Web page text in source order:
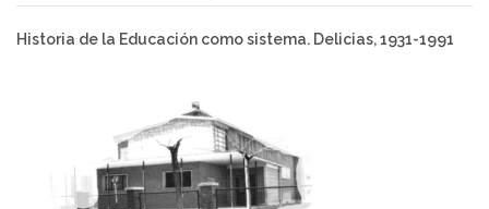
Historia de la Educación como sistema. Delicias, 1931-1991